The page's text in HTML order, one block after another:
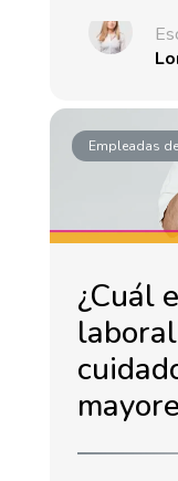
Empleadas
¿Cuál